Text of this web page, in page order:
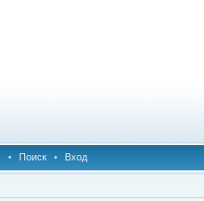
• Поиск • Вход